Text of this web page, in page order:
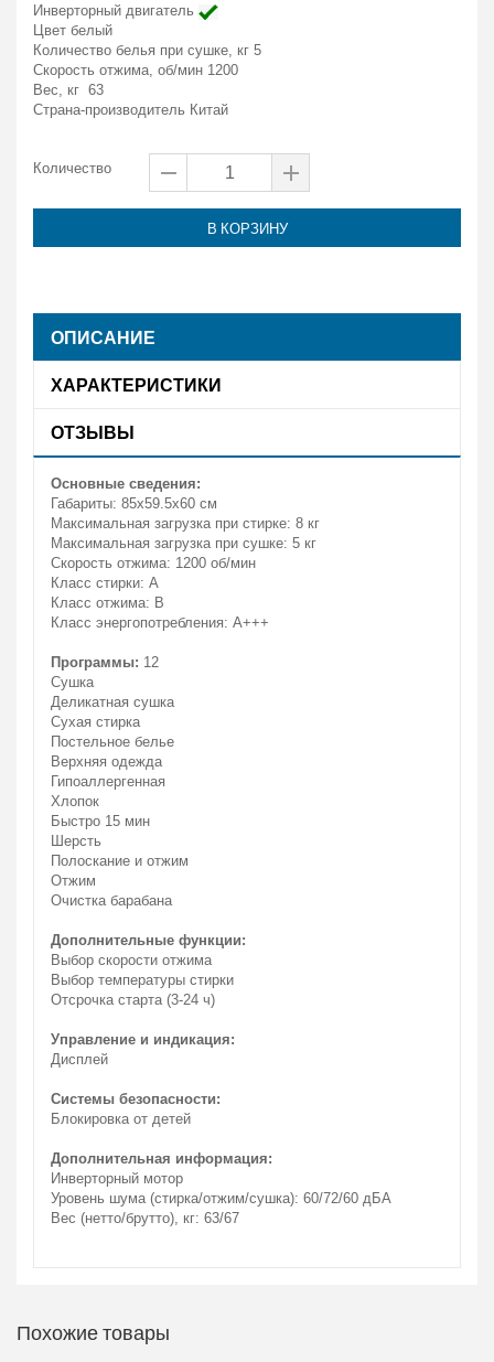
Инверторный двигатель
Цвет белый
Количество белья при сушке, кг 5
Скорость отжима, об/мин 1200
Вес, кг 63
Страна-производитель Китай
Количество
В КОРЗИНУ
ОПИСАНИЕ
ХАРАКТЕРИСТИКИ
ОТЗЫВЫ
Основные сведения:
Габариты: 85х59.5x60 см
Максимальная загрузка при стирке: 8 кг
Максимальная загрузка при сушке: 5 кг
Скорость отжима: 1200 об/мин
Класс стирки: A
Класс отжима: B
Класс энергопотребления: A+++
Программы: 12
Сушка
Деликатная сушка
Сухая стирка
Постельное белье
Верхняя одежда
Гипоаллергенная
Хлопок
Быстро 15 мин
Шерсть
Полоскание и отжим
Отжим
Очистка барабана
Дополнительные функции:
Выбор скорости отжима
Выбор температуры стирки
Отсрочка старта (3-24 ч)
Управление и индикация:
Дисплей
Системы безопасности:
Блокировка от детей
Дополнительная информация:
Инверторный мотор
Уровень шума (стирка/отжим/сушка): 60/72/60 дБА
Вес (нетто/брутто), кг: 63/67
Похожие товары